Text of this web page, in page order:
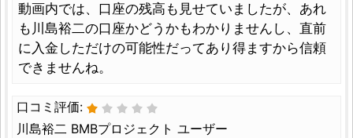
動画内では、口座の残高も見せていましたが、あれ
も川島裕二の口座かどうかもわかりませんし、直前
に入金しただけの可能性だってあり得ますから信頼
できませんね。
口コミ評価:
川島裕二 BMBプロジェクト ユーザー